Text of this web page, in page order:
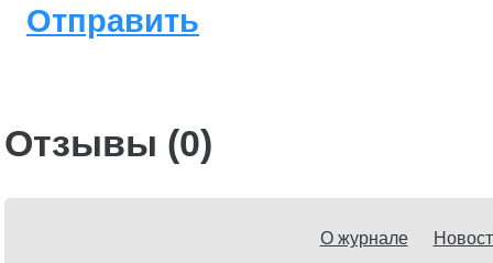
Отправить
Отзывы (0)
О журнале